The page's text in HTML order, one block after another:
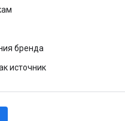
бренда
источник